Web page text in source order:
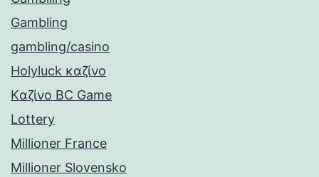
Gambling
gambling/casino
Holyluck καζίνο
Kαζίνο BC Game
Lottery
Millioner France
Millioner Slovensko